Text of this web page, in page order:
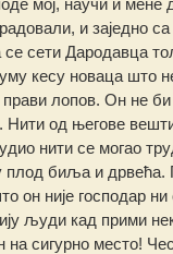
мој, научи и мене
и заједно
се сети Дародавца
кесу новаца што
прави лопов. Он не
Нити од његове
нити се могао
плод биља и дрвећа.
он није господар
људи кад прими
на сигурно место!